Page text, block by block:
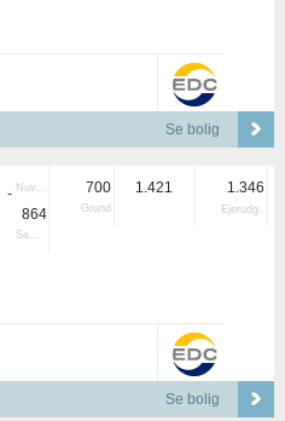
Se bolig
- Nuvær.
864
Samlet
700
Grund
1.421 1.346
Ejerudg.
Se bolig